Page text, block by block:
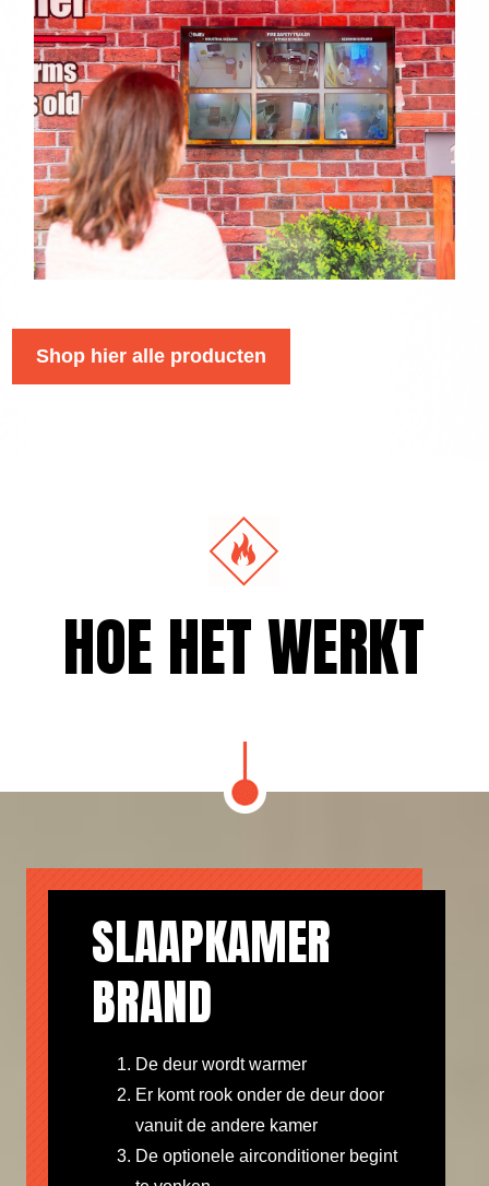
Shop hier alle producten
HOE HET WERKT
SLAAPKAMER
BRAND
De deur wordt warmer
Er komt rook onder de deur door
vanuit de andere kamer
De optionele airconditioner begint